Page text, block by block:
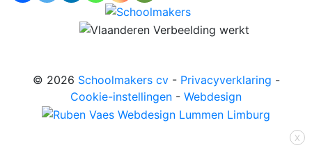
© 2026 Schoolmakers cv- Privacyverklaring -
Cookie-instellingen - Webdesign
X